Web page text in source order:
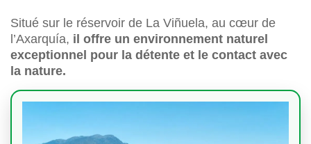
Situé sur le réservoir de La Viñuela, au cœur de
l’Axarquía, il offre un environnement naturel
exceptionnel pour la détente et le contact avec
la nature.